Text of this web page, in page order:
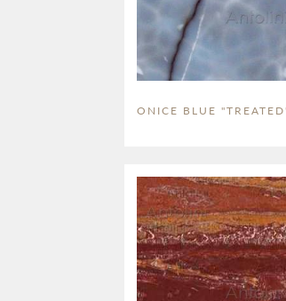
ONICE BLUE